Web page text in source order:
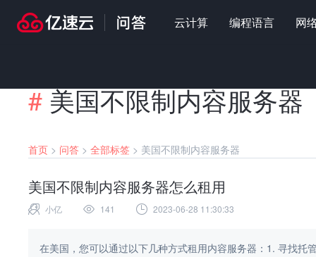
云计算 编程语言 网
#美国不限制内容服务器
首页 > 问答 > 全部标签 > 美国不限制内容服务器
美国不限制内容服务器怎么租用
小亿 141 2023-06-28 11:30:33
在美国，您可以通过以下几种方式租用内容服务器：1. 寻找